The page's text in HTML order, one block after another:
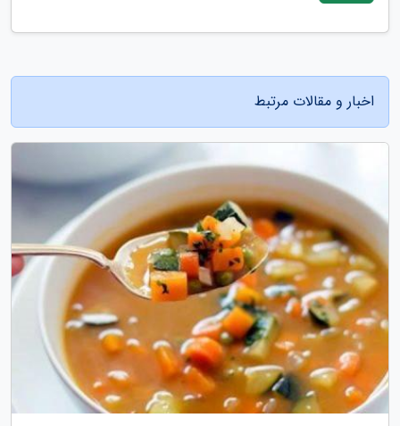
اخبار و مقالات مرتبط